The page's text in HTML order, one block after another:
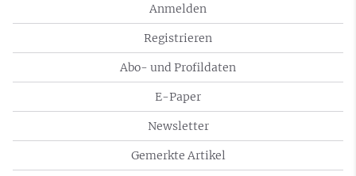
Anmelden
Registrieren
Abo- und Profildaten
E-Paper
Newsletter
Gemerkte Artikel